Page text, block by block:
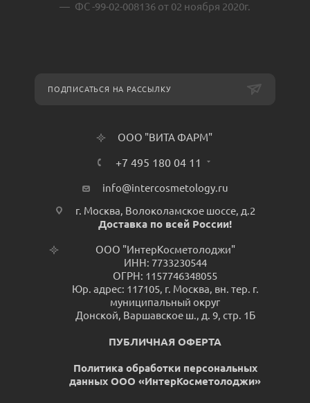
ФС -99-02-008136 от 02 ноября 2020г.
ПОДПИСАТЬСЯ НА РАССЫЛКУ
ООО "ВИТА ФАРМ"
+7 495 180 04 11
info@intercosmetology.ru
г. Москва, Волоколамское шоссе, д.2
Доставка по всей России!
ООО "ИнтерКосметолоджи"
ИНН: 7733230544
ОГРН: 1157746348055
Юр. адрес: 117105, г. Москва, вн. тер. г.
муниципальный округ
Донской, Варшавское ш., д. 9, стр. 1Б
ПУБЛИЧНАЯ ОФЕРТА
Политика обработки персональных
данных ООО «ИнтерКосметолоджи»